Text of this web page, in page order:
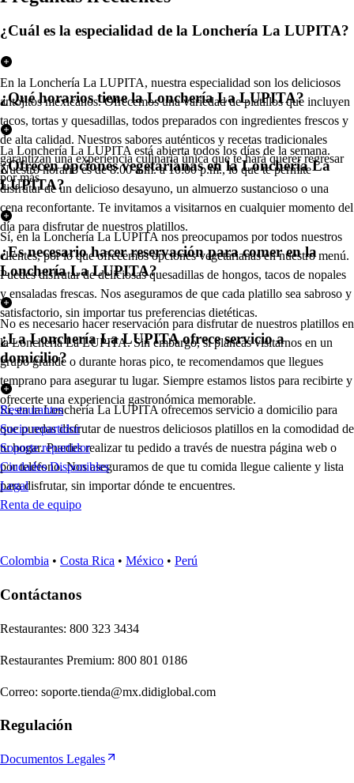
¿Cuál es la especialidad de la Lonchería La LUPITA?
En la Lonchería La LUPITA, nuestra especialidad son los deliciosos
antojitos mexicanos. Ofrecemos una variedad de platillos que incluyen
tacos, tortas y quesadillas, todos preparados con ingredientes frescos y
de alta calidad. Nuestros sabores auténticos y recetas tradicionales
garantizan una experiencia culinaria única que te hará querer regresar
por más.
¿Qué horarios tiene la Lonchería La LUPITA?
La Lonchería La LUPITA está abierta todos los días de la semana.
Nuestro horario es de 8:00 a.m. a 10:00 p.m., lo que te permite
disfrutar de un delicioso desayuno, un almuerzo sustancioso o una
cena reconfortante. Te invitamos a visitarnos en cualquier momento del
día para disfrutar de nuestros platillos.
¿Ofrecen opciones vegetarianas en la Lonchería La
LUPITA?
Sí, en la Lonchería La LUPITA nos preocupamos por todos nuestros
clientes, por lo que ofrecemos opciones vegetarianas en nuestro menú.
Puedes disfrutar de deliciosas quesadillas de hongos, tacos de nopales
y ensaladas frescas. Nos aseguramos de que cada platillo sea sabroso y
satisfactorio, sin importar tus preferencias dietéticas.
¿Es necesario hacer reservación para comer en la
Lonchería La LUPITA?
No es necesario hacer reservación para disfrutar de nuestros platillos en
la Lonchería La LUPITA. Sin embargo, si planeas visitarnos en un
grupo grande o durante horas pico, te recomendamos que llegues
temprano para asegurar tu lugar. Siempre estamos listos para recibirte y
ofrecerte una experiencia gastronómica memorable.
¿La Lonchería La LUPITA ofrece servicio a
domicilio?
Sí, en la Lonchería La LUPITA ofrecemos servicio a domicilio para
que puedas disfrutar de nuestros deliciosos platillos en la comodidad de
tu hogar. Puedes realizar tu pedido a través de nuestra página web o
por teléfono. Nos aseguramos de que tu comida llegue caliente y lista
para disfrutar, sin importar dónde te encuentres.
Restaurantes
Socio repartidor
Soporte repartidor
Ciudades Disponibles
Legal
Renta de equipo
Colombia • Costa Rica • México • Perú
Contáctanos
Restaurantes: 800 323 3434
Restaurantes Premium: 800 801 0186
Correo: soporte.tienda@mx.didiglobal.com
Regulación
Documentos Legales